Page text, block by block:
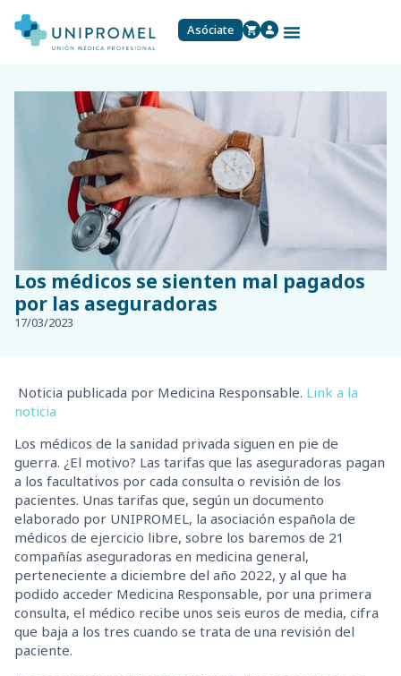
Asóciate
Los médicos se sienten mal pagados
por las aseguradoras
17/03/2023
Noticia publicada por Medicina Responsable. Link a la
noticia
Los médicos de la sanidad privada siguen en pie de
guerra. ¿El motivo? Las tarifas que las aseguradoras pagan
a los facultativos por cada consulta o revisión de los
pacientes. Unas tarifas que, según un documento
elaborado por UNIPROMEL, la asociación española de
médicos de ejercicio libre, sobre los baremos de 21
compañías aseguradoras en medicina general,
perteneciente a diciembre del año 2022, y al que ha
podido acceder Medicina Responsable, por una primera
consulta, el médico recibe unos seis euros de media, cifra
que baja a los tres cuando se trata de una revisión del
paciente.